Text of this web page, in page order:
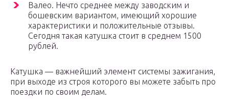
Валео. Нечто среднее между заводским и
бошевским вариантом, имеющий хорошие
характеристики и положительные отзывы.
Сегодня такая катушка стоит в среднем 1500
рублей.
Катушка — важнейший элемент системы зажигания,
при выходе из строя которого вы можете забыть про
поездки по своим делам.